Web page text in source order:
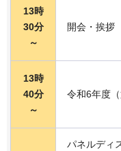
13時
30分
～
開会・挨拶
13時
40分
～
令和6年度
パネルディ